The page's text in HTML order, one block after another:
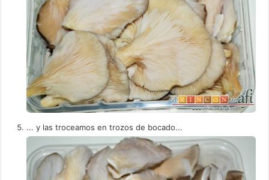
... y las troceamos en trozos de bocado...